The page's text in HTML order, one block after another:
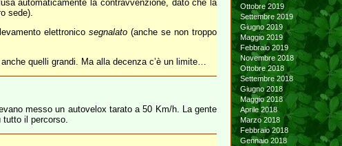
automaticamente la contravvenzione, dato che la
sede).
elettronico segnalato(anche se non troppo
quelli grandi. Ma alla decenza c’è un limite…
messo un autovelox tarato a 50 Km/h. La gente
tutto il percorso.
Ottobre 2019
Settembre 2019
Giugno 2019
Maggio 2019
Febbraio 2019
Novembre 2018
Ottobre 2018
Settembre 2018
Giugno 2018
Maggio 2018
Aprile 2018
Marzo 2018
Febbraio 2018
Gennaio 2018